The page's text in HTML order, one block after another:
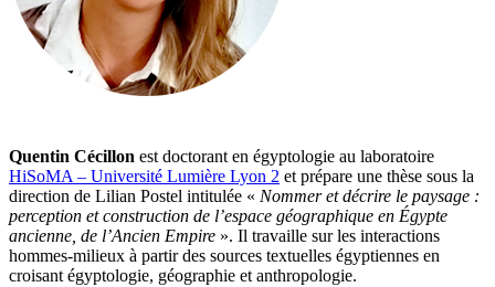
Quentin Cécillon est doctorant en égyptologie au laboratoire
HiSoMA – Université Lumière Lyon 2 et prépare une thèse sous la
direction de Lilian Postel intitulée « Nommer et décrire le paysage :
perception et construction de l’espace géographique en Égypte
ancienne, de l’Ancien Empire ». Il travaille sur les interactions
hommes-milieux à partir des sources textuelles égyptiennes en
croisant égyptologie, géographie et anthropologie.